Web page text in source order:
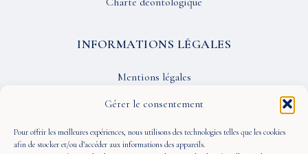
Gérer le consentement
Pour offrir les meilleures expériences, nous utilisons des technologies telles que les cookies
afin de stocker et/ou d’accéder aux informations des appareils.
INFORMATIONS LÉGALES
Mentions légales
Confidentialité
CGU